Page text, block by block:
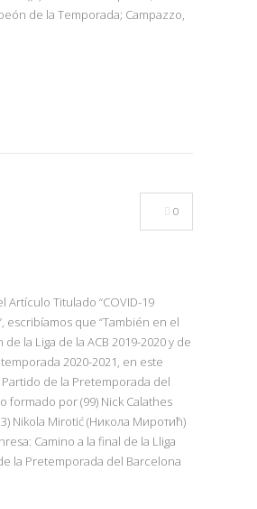
de la Temporada; Campazzo,
0
Artículo Titulado “COVID-19
escribíamos que “También en el
la Liga de la ACB 2019-2020 y de
2020-2021, en este
de la Pretemporada del
formado por (99) Nick Calathes
Nikola Mirotić (Никола Миротић)
Camino a la final de la Lliga
la Pretemporada del Barcelona